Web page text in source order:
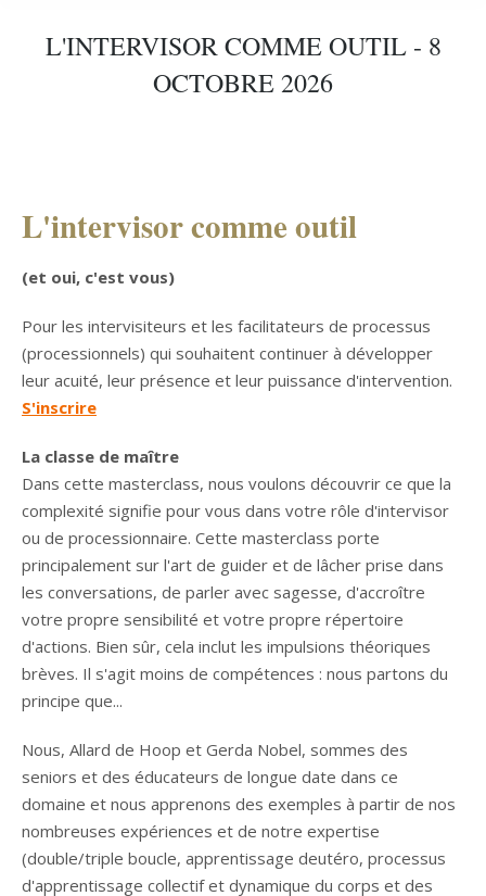
L'INTERVISOR COMME OUTIL - 8
OCTOBRE 2026
L'intervisor comme outil
(et oui, c'est vous)
Pour les intervisiteurs et les facilitateurs de processus
(processionnels) qui souhaitent continuer à développer
leur acuité, leur présence et leur puissance d'intervention.
S'inscrire
La classe de maître
Dans cette masterclass, nous voulons découvrir ce que la
complexité signifie pour vous dans votre rôle d'intervisor
ou de processionnaire. Cette masterclass porte
principalement sur l'art de guider et de lâcher prise dans
les conversations, de parler avec sagesse, d'accroître
votre propre sensibilité et votre propre répertoire
d'actions. Bien sûr, cela inclut les impulsions théoriques
brèves. Il s'agit moins de compétences : nous partons du
principe que...
Nous, Allard de Hoop et Gerda Nobel, sommes des
seniors et des éducateurs de longue date dans ce
domaine et nous apprenons des exemples à partir de nos
nombreuses expériences et de notre expertise
(double/triple boucle, apprentissage deutéro, processus
d'apprentissage collectif et dynamique du corps et des